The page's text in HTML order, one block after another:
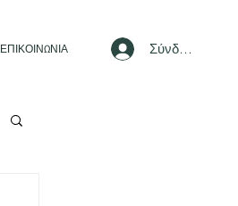
ΕΠΙΚΟΙΝΩΝΙΑ Σύνδεση